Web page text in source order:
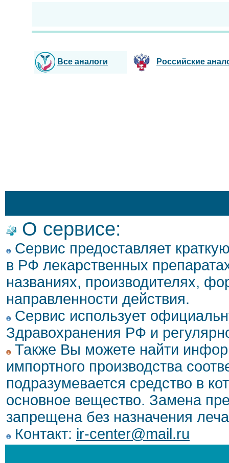
Все аналоги Российские
О сервисе:
Сервис предоставляет
в РФ лекарственных
названиях, производителях,
направленности действия.
Сервис использует
Здравохранения РФ и
Также Вы можете найти
импортного производства
подразумевается средство в
основное вещество. Замена
запрещена без назначения
Контакт: ir-center@mail.ru